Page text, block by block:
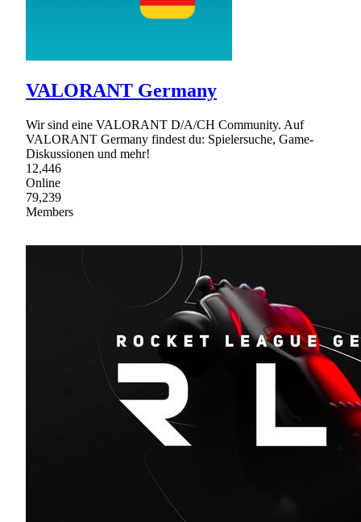
VALORANT Germany
Wir sind eine VALORANT D/A/CH Community. Auf
VALORANT Germany findest du: Spielersuche, Game-
Diskussionen und mehr!
12,446
Online
79,239
Members